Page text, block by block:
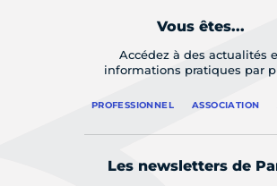
Vous êtes...
Accédez à des actualités
informations pratiques par
PROFESSIONNEL ASSOCIATION
Les newsletters de